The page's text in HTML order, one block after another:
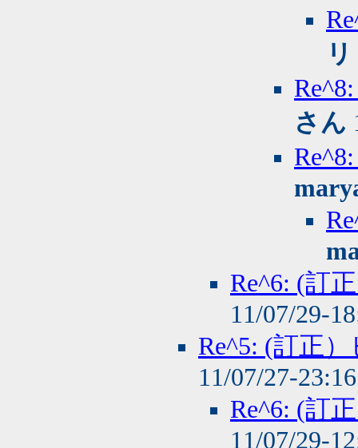
リ
さん
Re^6: (訂
11/07/29-
Re^5: (訂正
11/07/27-
Re^6: (訂
11/07/29-